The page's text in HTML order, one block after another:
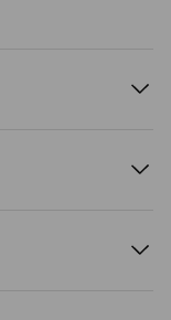
влагу и